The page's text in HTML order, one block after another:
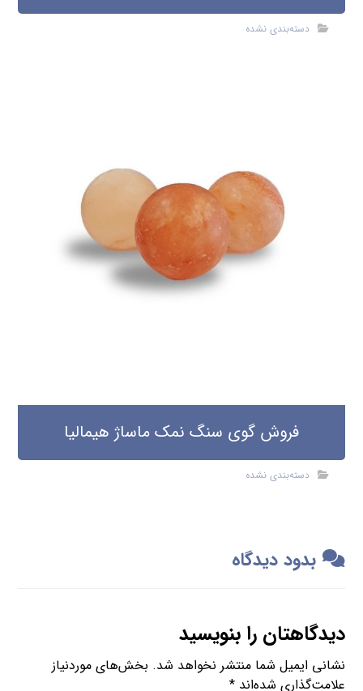
دسته‌بندی نشده
فروش گوی سنگ نمک ماساژ هیمالیا
دسته‌بندی نشده
بدود دیدگاه
دیدگاهتان را بنویسید
نشانی ایمیل شما منتشر نخواهد شد. بخش‌های موردنیاز
علامت‌گذاری شده‌اند*